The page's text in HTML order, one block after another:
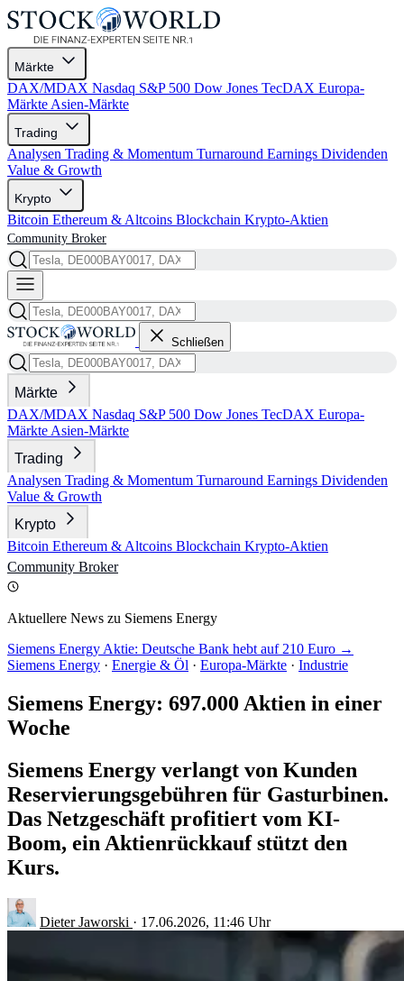
Märkte
DAX/MDAX Nasdaq S&P 500 Dow Jones TecDAX Europa-
Märkte Asien-Märkte
Trading
Analysen Trading & Momentum Turnaround Earnings Dividenden
Value & Growth
Krypto
Bitcoin Ethereum & Altcoins Blockchain Krypto-Aktien
Community Broker
Schließen
Märkte
DAX/MDAX Nasdaq S&P 500 Dow Jones TecDAX Europa-
Märkte Asien-Märkte
Trading
Analysen Trading & Momentum Turnaround Earnings Dividenden
Value & Growth
Krypto
Bitcoin Ethereum & Altcoins Blockchain Krypto-Aktien
Community Broker
Aktuellere News zu Siemens Energy
Siemens Energy Aktie: Deutsche Bank hebt auf 210 Euro →
Siemens Energy · Energie & Öl · Europa-Märkte · Industrie
Siemens Energy: 697.000 Aktien in einer
Woche
Siemens Energy verlangt von Kunden
Reservierungsgebühren für Gasturbinen.
Das Netzgeschäft profitiert vom KI-
Boom, ein Aktienrückkauf stützt den
Kurs.
Dieter Jaworski · 17.06.2026, 11:46 Uhr